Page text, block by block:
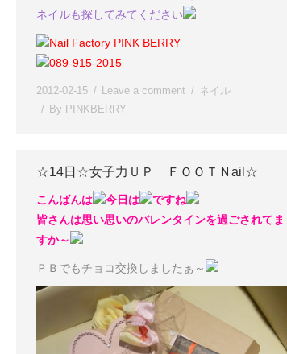
ネイルも探してみてください
Nail Factory PINK BERRY
089-915-2015
2012-02-15 Leave a comment
ネイル
By PINKBERRY
☆14日☆女子力ＵＰ ＦＯＯＴＮail☆
こんばんは 今日は
ですね
皆さんは思い思いのバレンタインを過ごされてま
すか～
ＰＢでもチョコ交換しましたぁ～